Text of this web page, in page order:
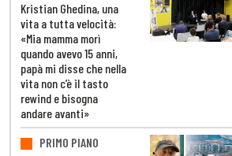
Kristian Ghedina, una
vita a tutta velocità:
«Mia mamma morì
quando avevo 15 anni,
papà mi disse che nella
vita non c’è il tasto
rewind e bisogna
andare avanti»
PRIMO PIANO